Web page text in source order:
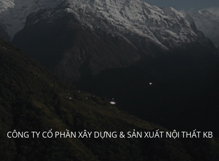
CÔNG TY CỔ PHẦN XÂY DỰNG & SẢN XUẤT NỘI THẤT KB